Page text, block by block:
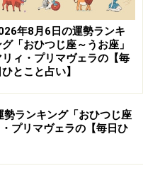
年8月6日の運勢ランキ
グ「おひつじ座～うお座」
リィ・プリマヴェラの【毎
ひとこと占い】
ランキング「おひつじ座
プリマヴェラの【毎日ひ